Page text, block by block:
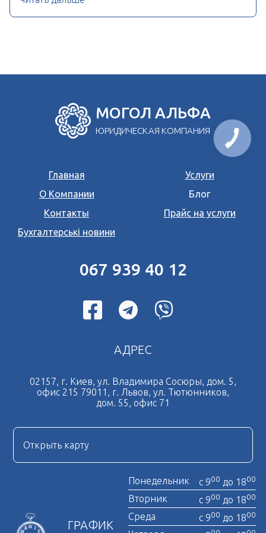
МОГОЛ АЛЬФА
ЮРИДИЧЕСКАЯ КОМПАНИЯ
Главная
Услуги
О Компании
Блог
Контакты
Прайс на услуги
Бухгалтерські новини
067 939 40 12
АДРЕС
02157, г. Киев, ул. Владимира Сосюры, дом. 5,
офис 215 79011, г. Львов, ул. Тютюнников,
дом. 55, офис 71
Открыть карту
ГРАФИК
Понедельник с 900 до 1800
Вторник с 900 до 1800
Среда с 900 до 1800